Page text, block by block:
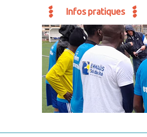
Infos pratiques